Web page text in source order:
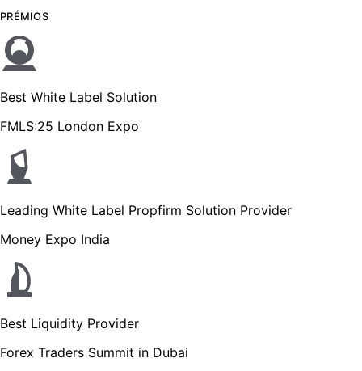
PRÉMIOS
Best White Label Solution
FMLS:25 London Expo
Leading White Label Propfirm Solution Provider
Money Expo India
Best Liquidity Provider
Forex Traders Summit in Dubai